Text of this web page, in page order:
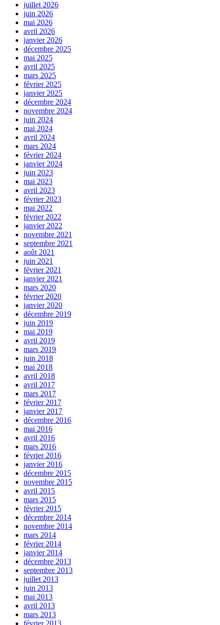
juillet 2026
juin 2026
mai 2026
avril 2026
janvier 2026
décembre 2025
mai 2025
avril 2025
mars 2025
février 2025
janvier 2025
décembre 2024
novembre 2024
juin 2024
mai 2024
avril 2024
mars 2024
février 2024
janvier 2024
juin 2023
mai 2023
avril 2023
février 2023
mai 2022
février 2022
janvier 2022
novembre 2021
septembre 2021
août 2021
juin 2021
février 2021
janvier 2021
mars 2020
février 2020
janvier 2020
décembre 2019
juin 2019
mai 2019
avril 2019
mars 2019
juin 2018
mai 2018
avril 2018
avril 2017
mars 2017
février 2017
janvier 2017
décembre 2016
mai 2016
avril 2016
mars 2016
février 2016
janvier 2016
décembre 2015
novembre 2015
avril 2015
mars 2015
février 2015
décembre 2014
novembre 2014
mars 2014
février 2014
janvier 2014
décembre 2013
septembre 2013
juillet 2013
juin 2013
mai 2013
avril 2013
mars 2013